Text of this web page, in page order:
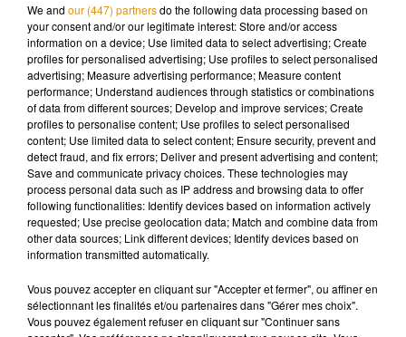
L’ancienne académicienne y raconte ses émotions avec
pudeur, entre anxiété sociale et questionnements
identitaires. Un parti pris qui tranche avec les productions
pop plus formatées souvent attendues après un télé-crochet.
Depuis la diffusion du teaser du morceau, plusieurs anciens
élèves de laStar Academyont publiquement apporté leur
soutien à Melissa, saluant un projet sincère et personnel.
Ce premier single pourrait également annoncer l’arrivée d’un
futur EP ou d’un premier album. Pour l’instant, Melissa
préfère avancer étape par étape mais semble bien décidée à
installer son univers dans le paysage pop français.
AvecQuoi faire de moi , la jeune artiste réussit en tout cas un
lancement remarqué, entre fragilité assumée et identité
musicale déjà affirmée.
We and our (447) partnersdo the following data processing based on
your consent and/or our legitimate interest: Store and/or access
information on a device; Use limited data to select advertising; Create
profiles for personalised advertising; Use profiles to select personalised
advertising; Measure advertising performance; Measure content
performance; Understand audiences through statistics or combinations
of data from different sources; Develop and improve services; Create
profiles to personalise content; Use profiles to select personalised
content; Use limited data to select content; Ensure security, prevent and
detect fraud, and fix errors; Deliver and present advertising and content;
Save and communicate privacy choices. These technologies may
process personal data such as IP address and browsing data to offer
following functionalities: Identify devices based on information actively
requested; Use precise geolocation data; Match and combine data from
other data sources; Link different devices; Identify devices based on
information transmitted automatically.
Vous pouvez accepter en cliquant sur "Accepter et fermer", ou affiner en
sélectionnant les finalités et/ou partenaires dans "Gérer mes choix".
Vous pouvez également refuser en cliquant sur "Continuer sans